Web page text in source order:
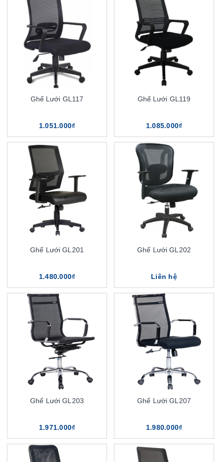
Ghế Lưới GL117
1.051.000₫
Ghế Lưới GL119
1.085.000₫
Ghế Lưới GL201
1.480.000₫
Ghế Lưới GL202
Liên hệ
Ghế Lưới GL203
1.971.000₫
Ghế Lưới GL207
1.980.000₫